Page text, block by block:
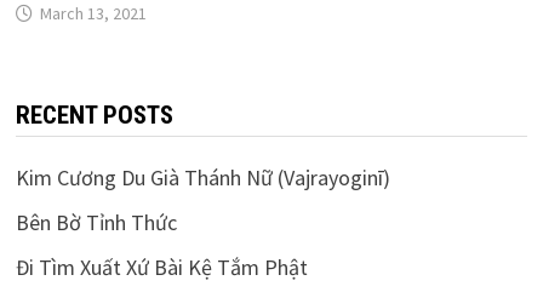
March 13, 2021
RECENT POSTS
Kim Cương Du Già Thánh Nữ (Vajrayoginī)
Bên Bờ Tỉnh Thức
Đi Tìm Xuất Xứ Bài Kệ Tắm Phật